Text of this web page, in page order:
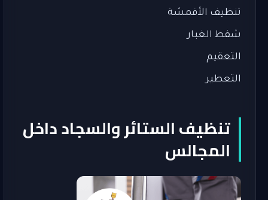
تنظيف الأقمشة
شفط الغبار
التعقيم
التعطير
تنظيف الستائر والسجاد داخل
المجالس